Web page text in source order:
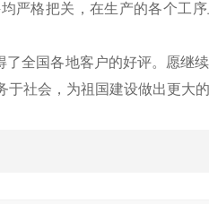
严格把关，在生产的各个工
全国各地客户的好评。愿继
社会，为祖国建设做出更大的